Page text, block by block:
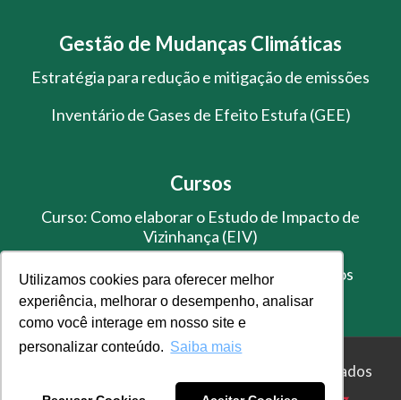
Utilizamos cookies para oferecer melhor
experiência, melhorar o desempenho, analisar
como você interage em nosso site e
personalizar conteúdo. Saiba mais
Gestão de Mudanças Climáticas
Estratégia para redução e mitigação de emissões
Inventário de Gases de Efeito Estufa (GEE)
Cursos
Curso: Como elaborar o Estudo de Impacto de
Vizinhança (EIV)
Treinamento de Gestão de Resíduos Sólidos
© Master Ambiental - Todos os direitos reservados